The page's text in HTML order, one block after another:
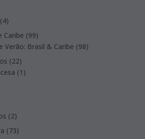
44
products
Caribe 9999
products
Verão: Brasil & Caribe 9898
2222
products
1 1
22
products
7373